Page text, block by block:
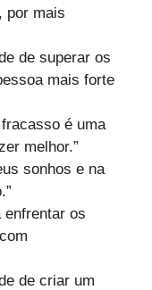
por mais
de superar os
mais forte
é uma
melhor.”
sonhos e na
enfrentar os
de criar um